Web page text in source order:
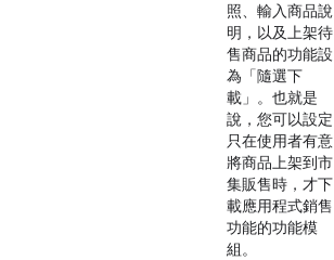
照、輸入商品說
明，以及上架待
售商品的功能設
為「隨選下
載」。也就是
說，您可以設定
只在使用者有意
將商品上架到市
集販售時，才下
載應用程式銷售
功能的功能模
組。